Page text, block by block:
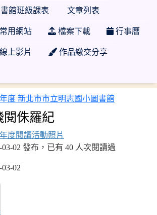
書館班級課表 文章列表
常用網站 檔案下載 行事曆
線上影片 作品繳交分享
113 學年度
閱侏羅紀
度閱讀活動照片
03-02 發布，已有 40 人次閱讀過
02